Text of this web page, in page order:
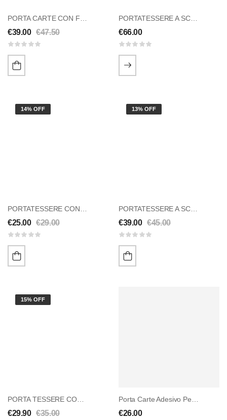
€39.00 €47.50
PORTATESSERE A SCATTO IN VERA PELLE – Colorati
€66.00
14% OFF
€25.00 €29.00
13% OFF
PORTATESSERE A SCATTO IN VERA PELLE
€39.00 €45.00
15% OFF
PORTA TESSERE CON PORTAMONETE DONNA
€29.90 €35.00 €26.00